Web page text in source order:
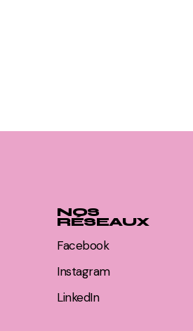
NOS
RÉSEAUX
Facebook
Instagram
LinkedIn